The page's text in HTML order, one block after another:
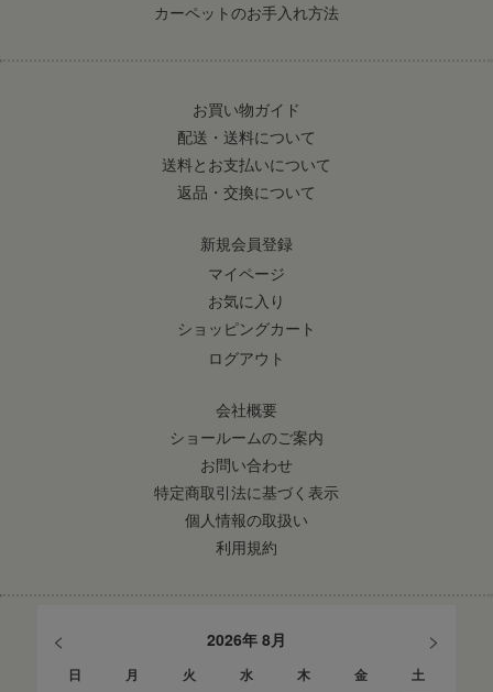
カーペットのお手入れ方法
お買い物ガイド
配送・送料について
送料とお支払いについて
返品・交換について
新規会員登録
マイページ
お気に入り
ショッピングカート
ログアウト
会社概要
ショールームのご案内
お問い合わせ
特定商取引法に基づく表示
個人情報の取扱い
利用規約
< 2026年 8月 >
日 月 火 水 木 金 土